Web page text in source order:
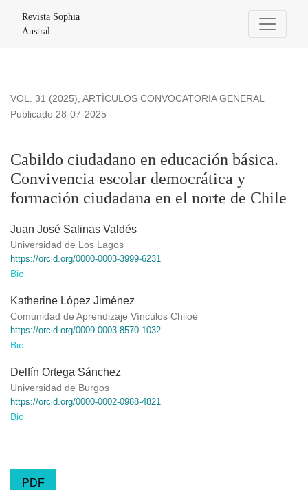
Revista Sophia
Austral
VOL. 31 (2025), ARTÍCULOS CONVOCATORIA GENERAL
Cabildo ciudadano en educación básica.
Convivencia escolar democrática y
formación ciudadana en el norte de Chile
Publicado 28-07-2025
Juan José Salinas Valdés
Universidad de Los Lagos
https://orcid.org/0000-0003-3999-6231
Bio
Katherine López Jiménez
Comunidad de Aprendizaje Vínculos Chiloé
https://orcid.org/0009-0003-8570-1032
Bio
Delfín Ortega Sánchez
Universidad de Burgos
https://orcid.org/0000-0002-0988-4821
Bio
PDF